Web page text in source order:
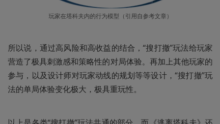
玩家在塔科夫内的行为模型（引用自参考文章）
所以说，通过高风险和高收益的结合，“搜打撤”玩法给玩家
营造了极具刺激感和策略性的对局体验。再加上其他玩家的
参与，以及设计师对玩家动线的规划等等设计，“搜打撤”玩
法的单局体验变化极大，极具重玩性。